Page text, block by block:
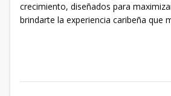
crecimiento, diseñados para
brindarte la experiencia caribeña que